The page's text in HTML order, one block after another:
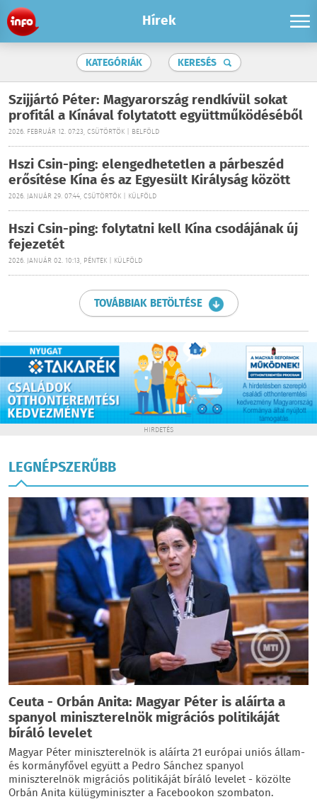
Hírek
KATEGÓRIÁK KERESÉS
Szijjártó Péter: Magyarország rendkívül sokat
profitál a Kínával folytatott együttműködéséből
2026. FEBRUÁR 12. 07:23, CSÜTÖRTÖK | BELFÖLD
Hszi Csin-ping: elengedhetetlen a párbeszéd
erősítése Kína és az Egyesült Királyság között
2026. JANUÁR 29. 07:44, CSÜTÖRTÖK | KÜLFÖLD
Hszi Csin-ping: folytatni kell Kína csodájának új
fejezetét
2026. JANUÁR 02. 10:13, PÉNTEK | KÜLFÖLD
TOVÁBBIAK BETÖLTÉSE
HIRDETÉS
LEGNÉPSZERŰBB
Ceuta - Orbán Anita: Magyar Péter is aláírta a
spanyol miniszterelnök migrációs politikáját
bíráló levelet
Magyar Péter miniszterelnök is aláírta 21 európai uniós állam-
és kormányfővel együtt a Pedro Sánchez spanyol
miniszterelnök migrációs politikáját bíráló levelet - közölte
Orbán Anita külügyminiszter a Facebookon szombaton.